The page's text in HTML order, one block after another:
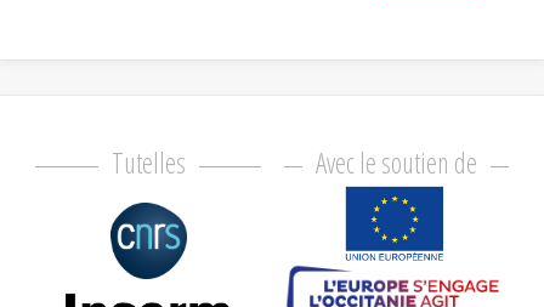
Tutelles Avec le soutien de